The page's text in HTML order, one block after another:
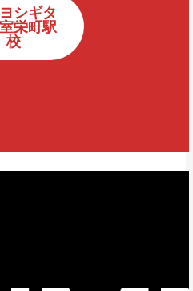
シギタ
栄町駅
校